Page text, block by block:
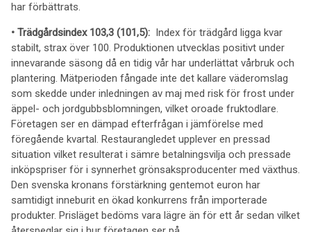
har förbättrats.
• Trädgårdsindex 103,3 (101,5): Index för trädgård ligga kvar
stabilt, strax över 100. Produktionen utvecklas positivt under
innevarande säsong då en tidig vår har underlättat vårbruk och
plantering. Mätperioden fångade inte det kallare väderomslag
som skedde under inledningen av maj med risk för frost under
äppel- och jordgubbsblomningen, vilket oroade fruktodlare.
Företagen ser en dämpad efterfrågan i jämförelse med
föregående kvartal. Restaurangledet upplever en pressad
situation vilket resulterat i sämre betalningsvilja och pressade
inköpspriser för i synnerhet grönsaksproducenter med växthus.
Den svenska kronans förstärkning gentemot euron har
samtidigt inneburit en ökad konkurrens från importerade
produkter. Prisläget bedöms vara lägre än för ett år sedan vilket